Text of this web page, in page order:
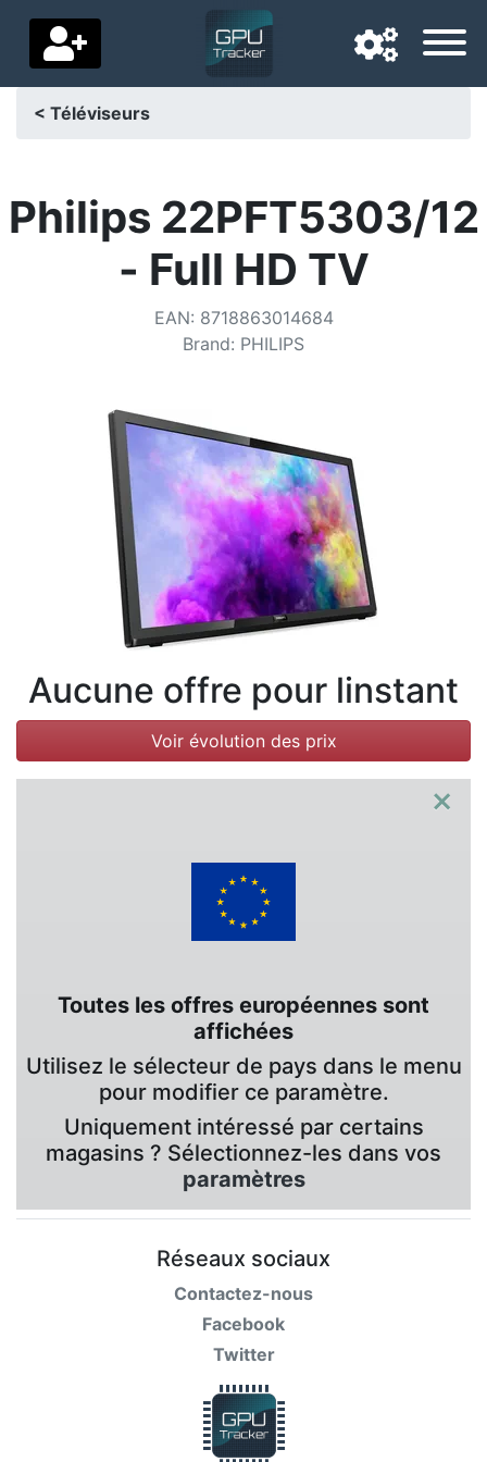
Pays de livraison
Contactez-nous
Conditions
Catégories
< Téléviseurs
Philips 22PFT5303/12
- Full HD TV
EAN: 8718863014684
Brand: PHILIPS
Aucune offre pour linstant
Voir évolution des prix
×
Toutes les offres européennes sont
affichées
Utilisez le sélecteur de pays dans le menu
pour modifier ce paramètre.
Uniquement intéressé par certains
magasins ? Sélectionnez-les dans vos
paramètres
Réseaux sociaux
Contactez-nous
Facebook
Twitter